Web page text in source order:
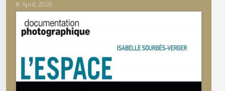
8 April, 2026
7 April, 2026
1 March, 2026
23 December, 2025
9 December, 2025
6 October, 2025
5 April, 2025
17 March, 2025
11 January, 2025
10 January, 2025